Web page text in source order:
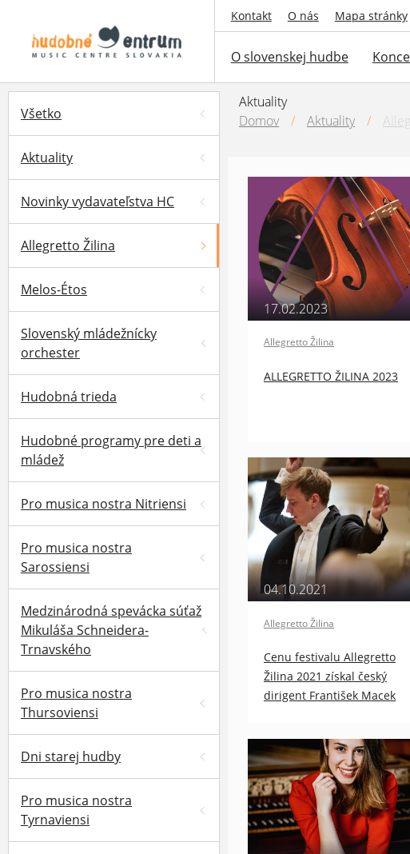
Kontakt O nás Mapa stránky
O slovenskej hudbe
Všetko
Aktuality
Novinky vydavateľstva HC
Allegretto Žilina
Melos-Étos
Slovenský mládežnícky
orchester
Hudobná trieda
Hudobné programy pre deti a
mládež
Pro musica nostra Nitriensi
Pro musica nostra
Sarossiensi
Medzinárodná spevácka súťaž
Mikuláša Schneidera-
Trnavského
Pro musica nostra
Thursoviensi
Dni starej hudby
Pro musica nostra
Tyrnaviensi
Aktuality
Domov
/ Aktuality /
17.02.2023
Allegretto Žilina
ALLEGRETTO ŽILINA 2023
04.10.2021
Allegretto Žilina
Cenu festivalu Allegretto
Žilina 2021 získal český
dirigent František Macek